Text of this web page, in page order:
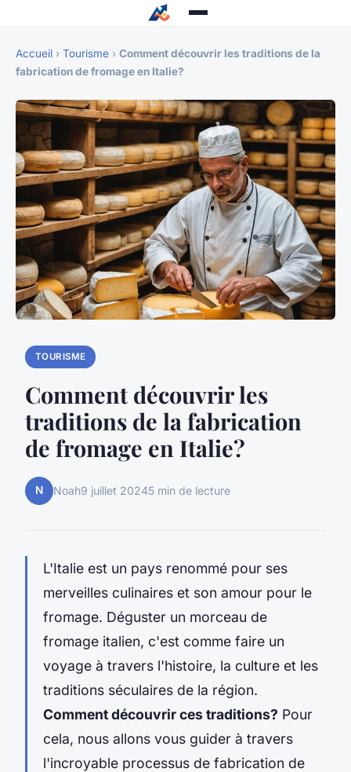
Accueil › Tourisme › Comment découvrir les traditions de la
fabrication de fromage en Italie?
TOURISME
Comment découvrir les
traditions de la fabrication
de fromage en Italie?
N Noah9 juillet 20245 min de lecture
L'Italie est un pays renommé pour ses
merveilles culinaires et son amour pour le
fromage. Déguster un morceau de
fromage italien, c'est comme faire un
voyage à travers l'histoire, la culture et les
traditions séculaires de la région.
Comment découvrir ces traditions? Pour
cela, nous allons vous guider à travers
l'incroyable processus de fabrication de